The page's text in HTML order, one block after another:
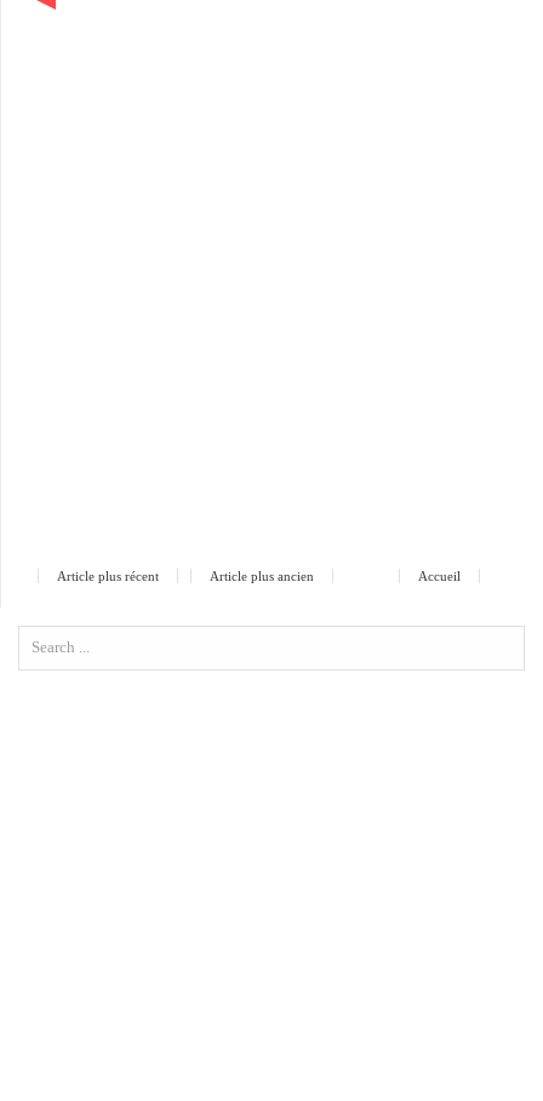
Article plus récent Article plus ancien Accueil